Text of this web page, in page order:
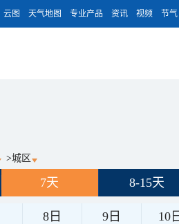
云图 天气地图 专业产品 资讯 视频 节气
>城区
7天 8-15天
8日 9日 10